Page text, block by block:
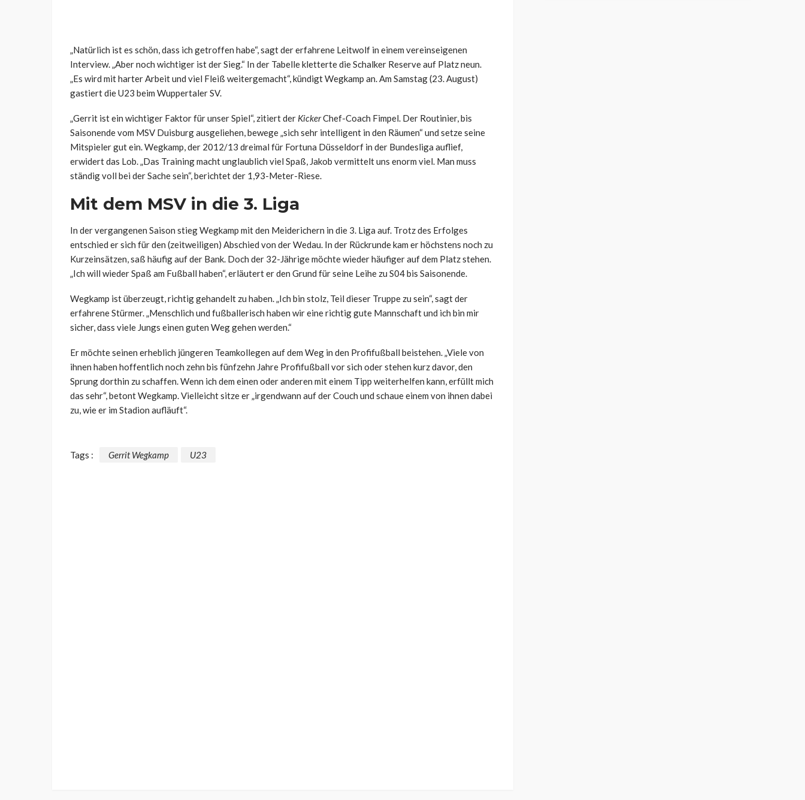
„Natürlich ist es schön, dass ich getroffen habe“, sagt der erfahrene Leitwolf in einem vereinseigenen
Interview. „Aber noch wichtiger ist der Sieg.“ In der Tabelle kletterte die Schalker Reserve auf Platz neun.
„Es wird mit harter Arbeit und viel Fleiß weitergemacht“, kündigt Wegkamp an. Am Samstag (23. August)
gastiert die U23 beim Wuppertaler SV.
„Gerrit ist ein wichtiger Faktor für unser Spiel“, zitiert der KickerChef-Coach Fimpel. Der Routinier, bis
Saisonende vom MSV Duisburg ausgeliehen, bewege „sich sehr intelligent in den Räumen“ und setze seine
Mitspieler gut ein. Wegkamp, der 2012/13 dreimal für Fortuna Düsseldorf in der Bundesliga auflief,
erwidert das Lob. „Das Training macht unglaublich viel Spaß, Jakob vermittelt uns enorm viel. Man muss
ständig voll bei der Sache sein“, berichtet der 1,93-Meter-Riese.
Mit dem MSV in die 3. Liga
In der vergangenen Saison stieg Wegkamp mit den Meiderichern in die 3. Liga auf. Trotz des Erfolges
entschied er sich für den (zeitweiligen) Abschied von der Wedau. In der Rückrunde kam er höchstens noch zu
Kurzeinsätzen, saß häufig auf der Bank. Doch der 32-Jährige möchte wieder häufiger auf dem Platz stehen.
„Ich will wieder Spaß am Fußball haben“, erläutert er den Grund für seine Leihe zu S04 bis Saisonende.
Wegkamp ist überzeugt, richtig gehandelt zu haben. „Ich bin stolz, Teil dieser Truppe zu sein“, sagt der
erfahrene Stürmer. „Menschlich und fußballerisch haben wir eine richtig gute Mannschaft und ich bin mir
sicher, dass viele Jungs einen guten Weg gehen werden.“
Er möchte seinen erheblich jüngeren Teamkollegen auf dem Weg in den Profifußball beistehen. „Viele von
ihnen haben hoffentlich noch zehn bis fünfzehn Jahre Profifußball vor sich oder stehen kurz davor, den
Sprung dorthin zu schaffen. Wenn ich dem einen oder anderen mit einem Tipp weiterhelfen kann, erfüllt mich
das sehr“, betont Wegkamp. Vielleicht sitze er „irgendwann auf der Couch und schaue einem von ihnen dabei
zu, wie er im Stadion aufläuft“.
Tags : Gerrit Wegkamp U23